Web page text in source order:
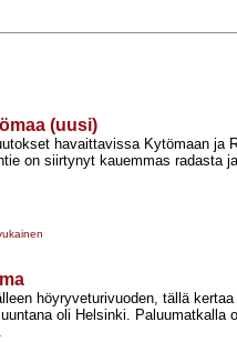
(uusi)
havaittavissa Kytömaan ja
on siirtynyt kauemmas radasta
höyryveturivuoden, tällä
oli Helsinki. Paluumatkalla